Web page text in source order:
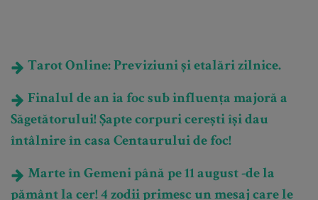
Tarot Online: Previziuni și etalări zilnice.
Finalul de an ia foc sub influența majoră a
Săgetătorului! Șapte corpuri cerești își dau
întâlnire în casa Centaurului de foc!
Marte în Gemeni până pe 11 august -de la
pământ la cer! 4 zodii primesc un mesaj care le